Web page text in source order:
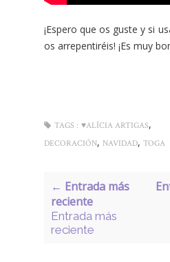
¡Espero que os guste y si
os arrepentiréis! ¡Es muy
TAGS : ♥ALÍCIA ARTIGAS,
DECORACIÓN, NAVIDAD, TOGA
← Entrada más
reciente
Entrada más
reciente